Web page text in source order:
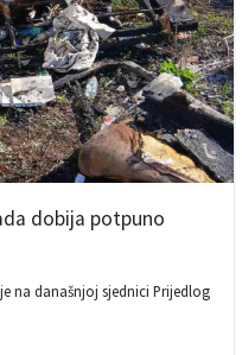
dobija potpuno
na današnjoj sjednici Prijedlog